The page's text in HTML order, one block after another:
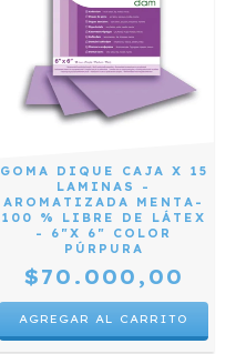
GOMA DIQUE CAJA X 15
LAMINAS -
AROMATIZADA MENTA-
100 % LIBRE DE LÁTEX
- 6"X 6" COLOR
PÚRPURA
$70.000,00